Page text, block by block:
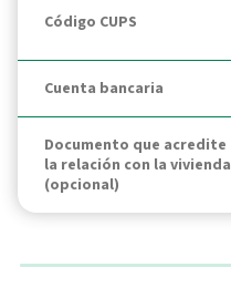
Código CUPS
Cuenta bancaria
Documento que acredite
la relación con la vivienda
(opcional)